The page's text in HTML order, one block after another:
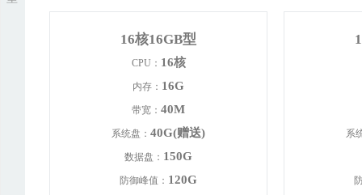
16核16GB型
CPU： 16核
内存： 16G
带宽： 40M
系统盘： 40G(赠送)
数据盘： 150G
防御峰值： 120G
系